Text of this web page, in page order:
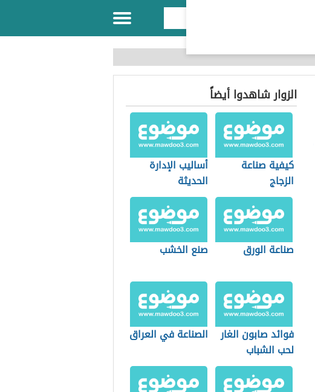
الزوار شاهدوا أيضاً
كيفية صناعة
الزجاج
أساليب الإدارة
الحديثة
صناعة الورق صنع الخشب
فوائد صابون الغار
لحب الشباب
الصناعة في العراق